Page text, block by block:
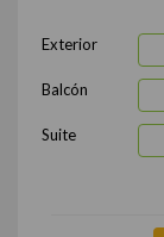
Exterior
Balcón
Suite